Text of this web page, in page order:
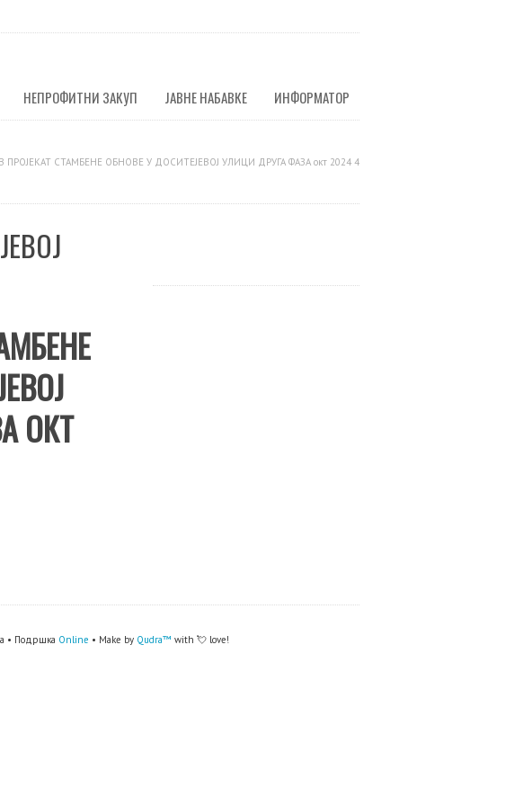
НЕПРОФИТНИ ЗАКУП ЈАВНЕ НАБАВКЕ ИНФОРМАТОР
ПРОЈЕКАТ СТАМБЕНЕ ОБНОВЕ У ДОСИТЕЈЕВОЈ УЛИЦИ ДРУГА ФАЗА окт 2024 4
ОКТ
• Подршка Online • Make by Qudra™ with 💘 love!